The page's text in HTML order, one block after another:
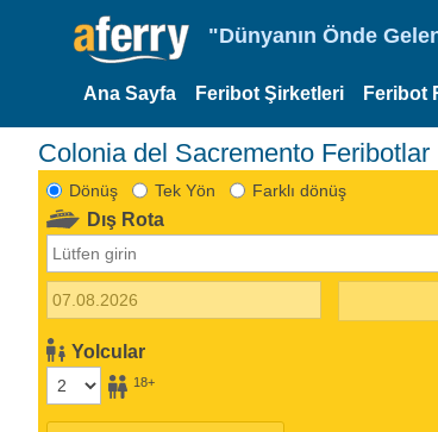
"Dünyanın Önde
Ana Sayfa Feribot Şirketleri Feribot
Colonia del Sacremento Feribotlar
Dönüş Tek Yön Farklı dönüş
Dış Rota
Yolcular
18+